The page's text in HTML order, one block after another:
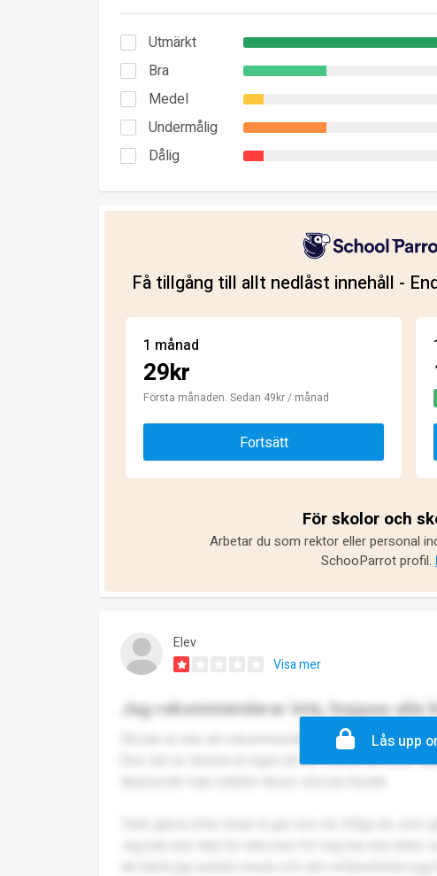
Utmärkt
Bra
Medel
Undermålig
Dålig
Få tillgång till allt nedlåst innehåll -
1 månad
29kr
Första månaden. Sedan 49kr / månad
Fortsätt
För skolor och
Arbetar du som rektor eller personal
SchooParrot profil.
Elev
Visa mer
Jag rekommenderar inte, hoppas alla
Stor del av lärarna är inget att ha. Denna skola är
Lås upp